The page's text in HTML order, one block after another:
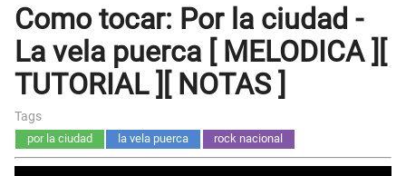
Como tocar: Por la ciudad -
La vela puerca [ MELODICA ][
TUTORIAL ][ NOTAS ]
Tags
por la ciudad la vela puerca rock nacional